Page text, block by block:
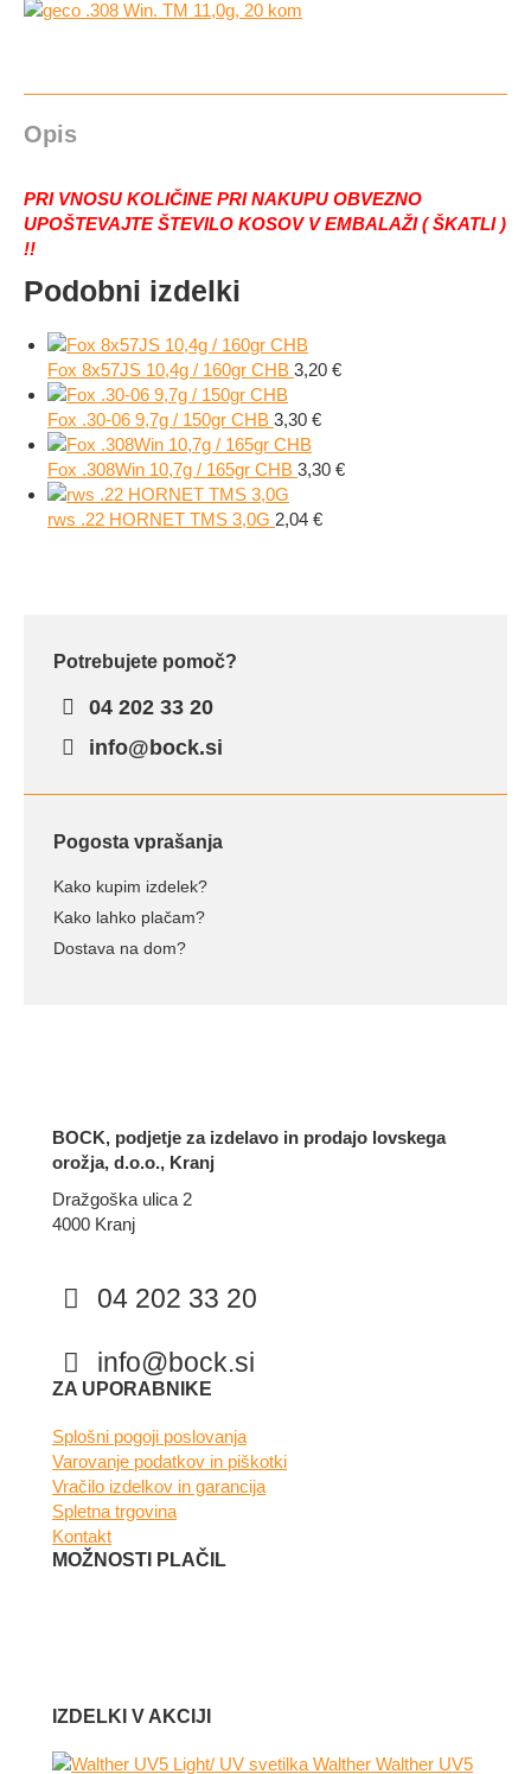
Opis
PRI VNOSU KOLIČINE PRI NAKUPU OBVEZNO
UPOŠTEVAJTE ŠTEVILO KOSOV V EMBALAŽI ( ŠKATLI )
!!
Podobni izdelki
Fox 8x57JS 10,4g / 160gr CHB 3,20 €
Fox .30-06 9,7g / 150gr CHB 3,30 €
Fox .308Win 10,7g / 165gr CHB 3,30 €
rws .22 HORNET TMS 3,0G 2,04 €
Potrebujete pomoč?
04 202 33 20
info@bock.si
Pogosta vprašanja
Kako kupim izdelek?
Kako lahko plačam?
Dostava na dom?
BOCK, podjetje za izdelavo in prodajo lovskega
orožja, d.o.o., Kranj
Dražgoška ulica 2
4000 Kranj
04 202 33 20
info@bock.si
Facebook
Instagram
ZA UPORABNIKE
Splošni pogoji poslovanja
Varovanje podatkov in piškotki
Vračilo izdelkov in garancija
Spletna trgovina
Kontakt
MOŽNOSTI PLAČIL
IZDELKI V AKCIJI
Walther UV5